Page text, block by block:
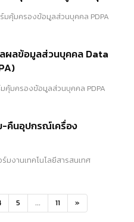
มคุ้มครองข้อมูลส่วนบุคคล PDPA
อมูลส่วนบุคคล Data
คุ้มครองข้อมูลส่วนบุคคล PDPA
คืนอุปกรณ์เครื่อง
มงานเทคโนโลยีสารสนเทศ
5 ... 11 »